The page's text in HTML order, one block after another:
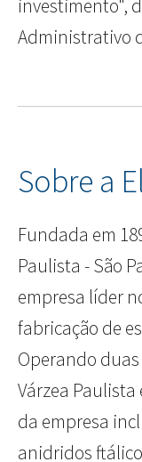
investimento",
Administrativo
Sobre a
Fundada em
Paulista - São
empresa líder
fabricação de
Operando
Várzea
da empresa
anidridos